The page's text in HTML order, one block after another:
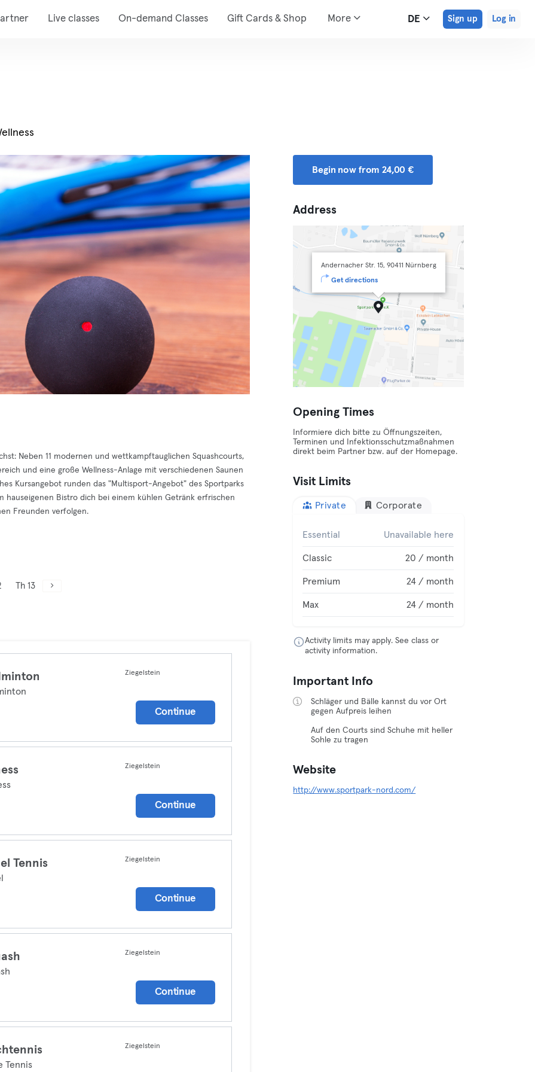
Live classes On-demand Classes Gift Cards & Shop More DE Sign up Log in
Neben 11 modernen und wettkampftauglichen Squashcourts,
und eine große Wellness-Anlage mit verschiedenen Saunen
Kursangebot runden das "Multisport-Angebot" des Sportparks
hauseigenen Bistro dich bei einem kühlen Getränk erfrischen
Freunden verfolgen.
Th 13
Ziegelstein
Continue
Ziegelstein
Continue
Tennis Ziegelstein
Continue
Ziegelstein
Continue
Tennis
Ziegelstein
Begin now from 24,00 €
Address
Andernacher Str. 15, 90411 Nürnberg
Get directions
Opening Times
Informiere dich bitte zu Öffnungszeiten,
Terminen und Infektionsschutzmaßnahmen
direkt beim Partner bzw. auf der Homepage.
Visit Limits
Private Corporate
Essential Unavailable here
Classic 20 / month
Premium 24 / month
Max 24 / month
Activity limits may apply. See class or
activity information.
Important Info
Schläger und Bälle kannst du vor Ort
gegen Aufpreis leihen
Auf den Courts sind Schuhe mit heller
Sohle zu tragen
Website
http://www.sportpark-nord.com/